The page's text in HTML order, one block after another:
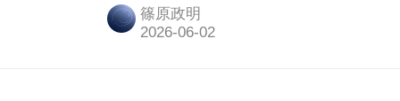
動車メーカー系を中心に展示概要を紹
介しよう。
篠原政明